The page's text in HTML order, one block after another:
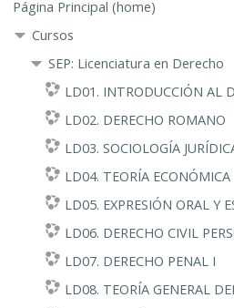
Página Principal (home)
Cursos
SEP: Licenciatura en Derecho
LD01. INTRODUCCIÓN AL
LD02. DERECHO ROMANO
LD03. SOCIOLOGÍA
LD04. TEORÍA ECONÓMICA
LD05. EXPRESIÓN ORAL Y
LD06. DERECHO CIVIL
LD07. DERECHO PENAL I
LD08. TEORÍA GENERAL